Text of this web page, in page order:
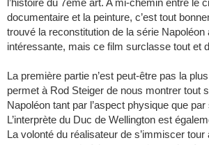
l’histoire du 7ème art. A mi-chemin entre le
documentaire et la peinture, c’est tout
trouvé la reconstitution de la série
intéressante, mais ce film surclasse tout et
La première partie n’est peut-être pas la
permet à Rod Steiger de nous montrer tout
Napoléon tant par l’aspect physique que par
L’interprète du Duc de Wellington est
La volonté du réalisateur de s’immiscer